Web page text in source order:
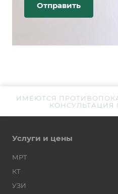
ИМЕЮТСЯ
КОНСУЛЬТАЦИЯ
Услуги и цены
МРТ
КТ
УЗИ